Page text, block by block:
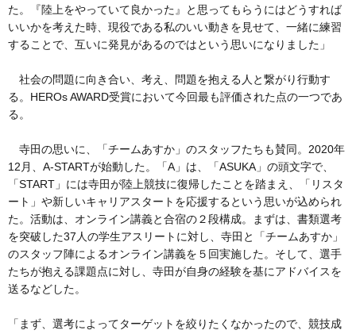
た。『陸上をやっていて良かった』と思ってもらうにはどうすれば
いいかを考えた時、現役である私のいい動きを見せて、一緒に練習
することで、互いに発見があるのではという思いになりました」
社会の問題に向き合い、考え、問題を抱える人と繋がり行動す
る。HEROs AWARD受賞において今回最も評価された点の一つであ
る。
寺田の思いに、「チームあすか」のスタッフたちも賛同。2020年
12月、A-STARTが始動した。「A」は、「ASUKA」の頭文字で、
「START」には寺田が陸上競技に復帰したことを踏まえ、「リスタ
ート」や新しいキャリアスタートを応援するという思いが込められ
た。活動は、オンライン講義と合宿の２段構成。まずは、書類選考
を突破した37人の学生アスリートに対し、寺田と「チームあすか」
のスタッフ陣によるオンライン講義を５回実施した。そして、選手
たちが抱える課題点に対し、寺田が自身の経験を基にアドバイスを
送るなどした。
「まず、選考によってターゲットを絞りたくなかったので、競技成